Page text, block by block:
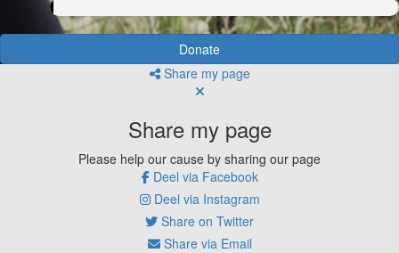
Donate
Share my page
Share my page
Please help our cause by sharing our page
Deel via Facebook
Deel via Instagram
Share on Twitter
Share via Email